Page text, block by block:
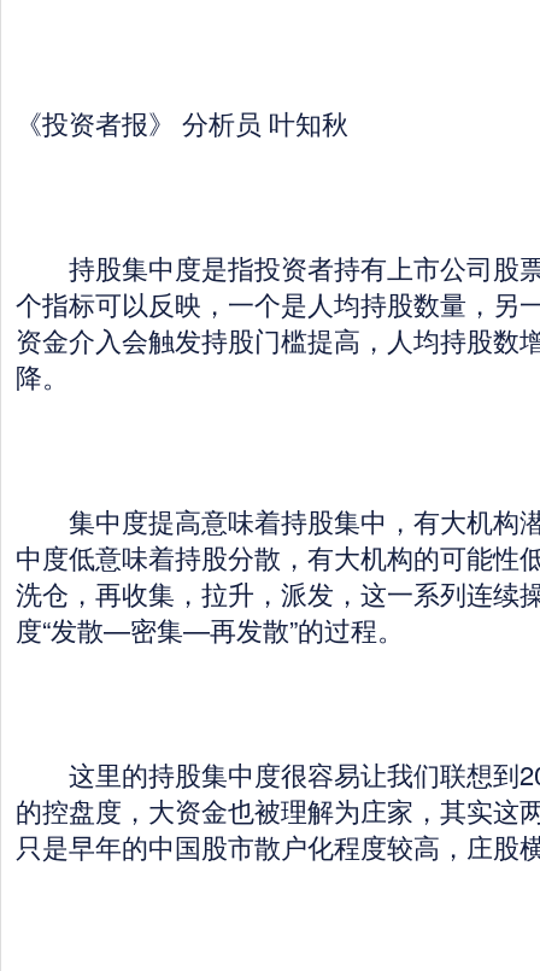
《投资者报》 分析员 叶知秋
持股集中度是指投资者持有上市公司股
个指标可以反映，一个是人均持股数量，另
资金介入会触发持股门槛提高，人均持股数
降。
集中度提高意味着持股集中，有大机构
中度低意味着持股分散，有大机构的可能性
洗仓，再收集，拉升，派发，这一系列连续
度“发散—密集—再发散”的过程。
这里的持股集中度很容易让我们联想到
的控盘度，大资金也被理解为庄家，其实这
只是早年的中国股市散户化程度较高，庄股